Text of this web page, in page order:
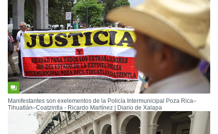
Manifestantes son exelementos de la Policía Intermunicipal Poza Rica–
Tihuatlán–Coatzintla - Ricardo Martínez | Diario de Xalapa